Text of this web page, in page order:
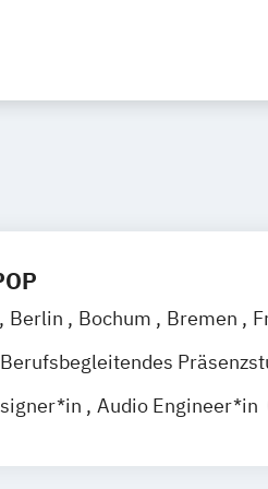
Berlin Bochum Bremen
Hannover Köln Leipzig
Stuttgart
Berufsbegleitendes
Präsenzlehrgang
Audio Engineer*in
Production